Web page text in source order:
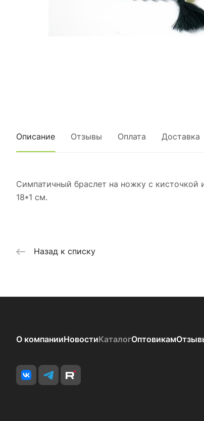
Описание Отзывы Оплата Доставка
Симпатичный браслет на ножку с кисточкой
18*1 см.
Назад к списку
О компанииНовостиКаталогОптовикам